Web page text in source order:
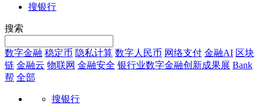
搜银行
搜索
数字金融 稳定币 隐私计算 数字人民币 网络支付 金融AI 区块
链 金融云 物联网 金融安全 银行业数字金融创新成果展 Bank
帮 全部
搜银行